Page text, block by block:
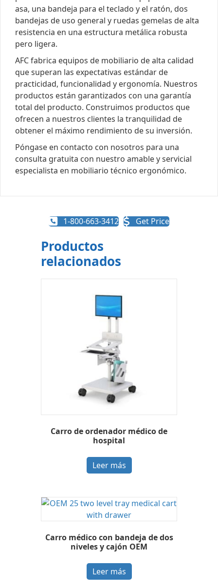
asa, una bandeja para el teclado y el ratón, dos
bandejas de uso general y ruedas gemelas de alta
resistencia en una estructura metálica robusta
pero ligera.
AFC fabrica equipos de mobiliario de alta calidad
que superan las expectativas estándar de
practicidad, funcionalidad y ergonomía. Nuestros
productos están garantizados con una garantía
total del producto. Construimos productos que
ofrecen a nuestros clientes la tranquilidad de
obtener el máximo rendimiento de su inversión.
Póngase en contacto con nosotros para una
consulta gratuita con nuestro amable y servicial
especialista en mobiliario técnico ergonómico.
1-800-663-3412 Get Price
Productos
relacionados
Carro de ordenador médico de
hospital
Leer más
Carro médico con bandeja de dos
niveles y cajón OEM
Leer más